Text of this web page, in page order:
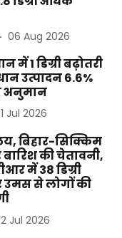
06 Aug 2026
में 1 डिग्री बढ़ोतरी
उत्पादन 6.6%
अनुमान
Jul 2026
बिहार-सिक्किम
की चेतावनी,
में 38 डिग्री
से लोगों की
Jul 2026